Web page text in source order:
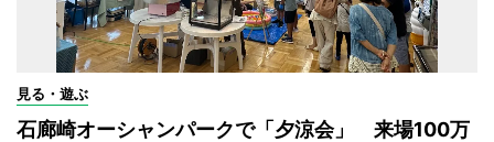
見る・遊ぶ
石廊崎オーシャンパークで「夕涼会」 来場100万